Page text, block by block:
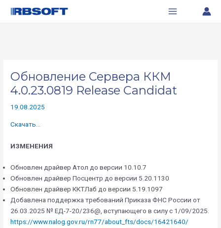
Main
Обновление Сервера ККМ
4.0.23.0819 Release Candidat
19.08.2025
Скачать…
ИЗМЕНЕНИЯ
Обновлен драйвер Атол до версии 10.10.7
Обновлен драйвер Посцентр до версии 5.20.1130
Обновлен драйвер ККТЛаб до версии 5.19.1097
Добавлена поддержка требований Приказа ФНС России от
26.03.2025 № ЕД-7-20/236@, вступающего в силу с 1/09/2025.
https://www.nalog.gov.ru/rn77/about_fts/docs/16421640/
по